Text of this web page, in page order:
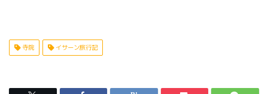
寺院 イサーン旅行記